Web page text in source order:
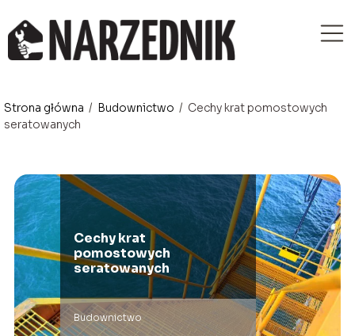
Strona główna / Budownictwo / Cechy krat pomostowych
seratowanych
Cechy krat
pomostowych
seratowanych
Budownictwo